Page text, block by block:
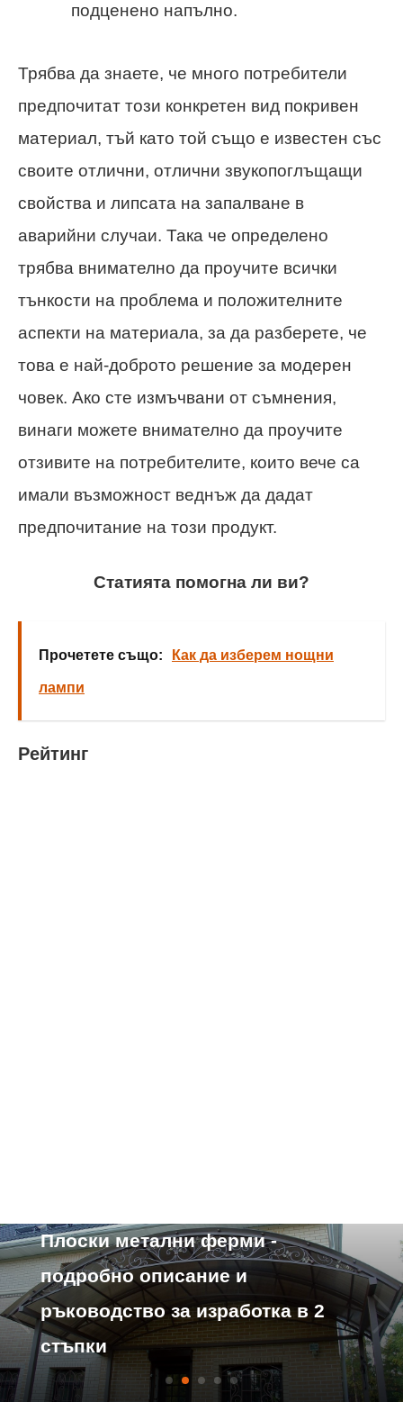
подценено напълно.
Трябва да знаете, че много потребители
предпочитат този конкретен вид покривен
материал, тъй като той също е известен със
своите отлични, отлични звукопоглъщащи
свойства и липсата на запалване в
аварийни случаи. Така че определено
трябва внимателно да проучите всички
тънкости на проблема и положителните
аспекти на материала, за да разберете, че
това е най-доброто решение за модерен
човек. Ако сте измъчвани от съмнения,
винаги можете внимателно да проучите
отзивите на потребителите, които вече са
имали възможност веднъж да дадат
предпочитание на този продукт.
Статията помогна ли ви?
Прочетете също: Как да изберем нощни
лампи
Рейтинг
Плоски метални ферми -
подробно описание и
ръководство за изработка в 2
стъпки